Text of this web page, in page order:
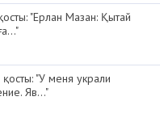
"Ерлан Мазан: Қытай
"У меня украли
Яв..."